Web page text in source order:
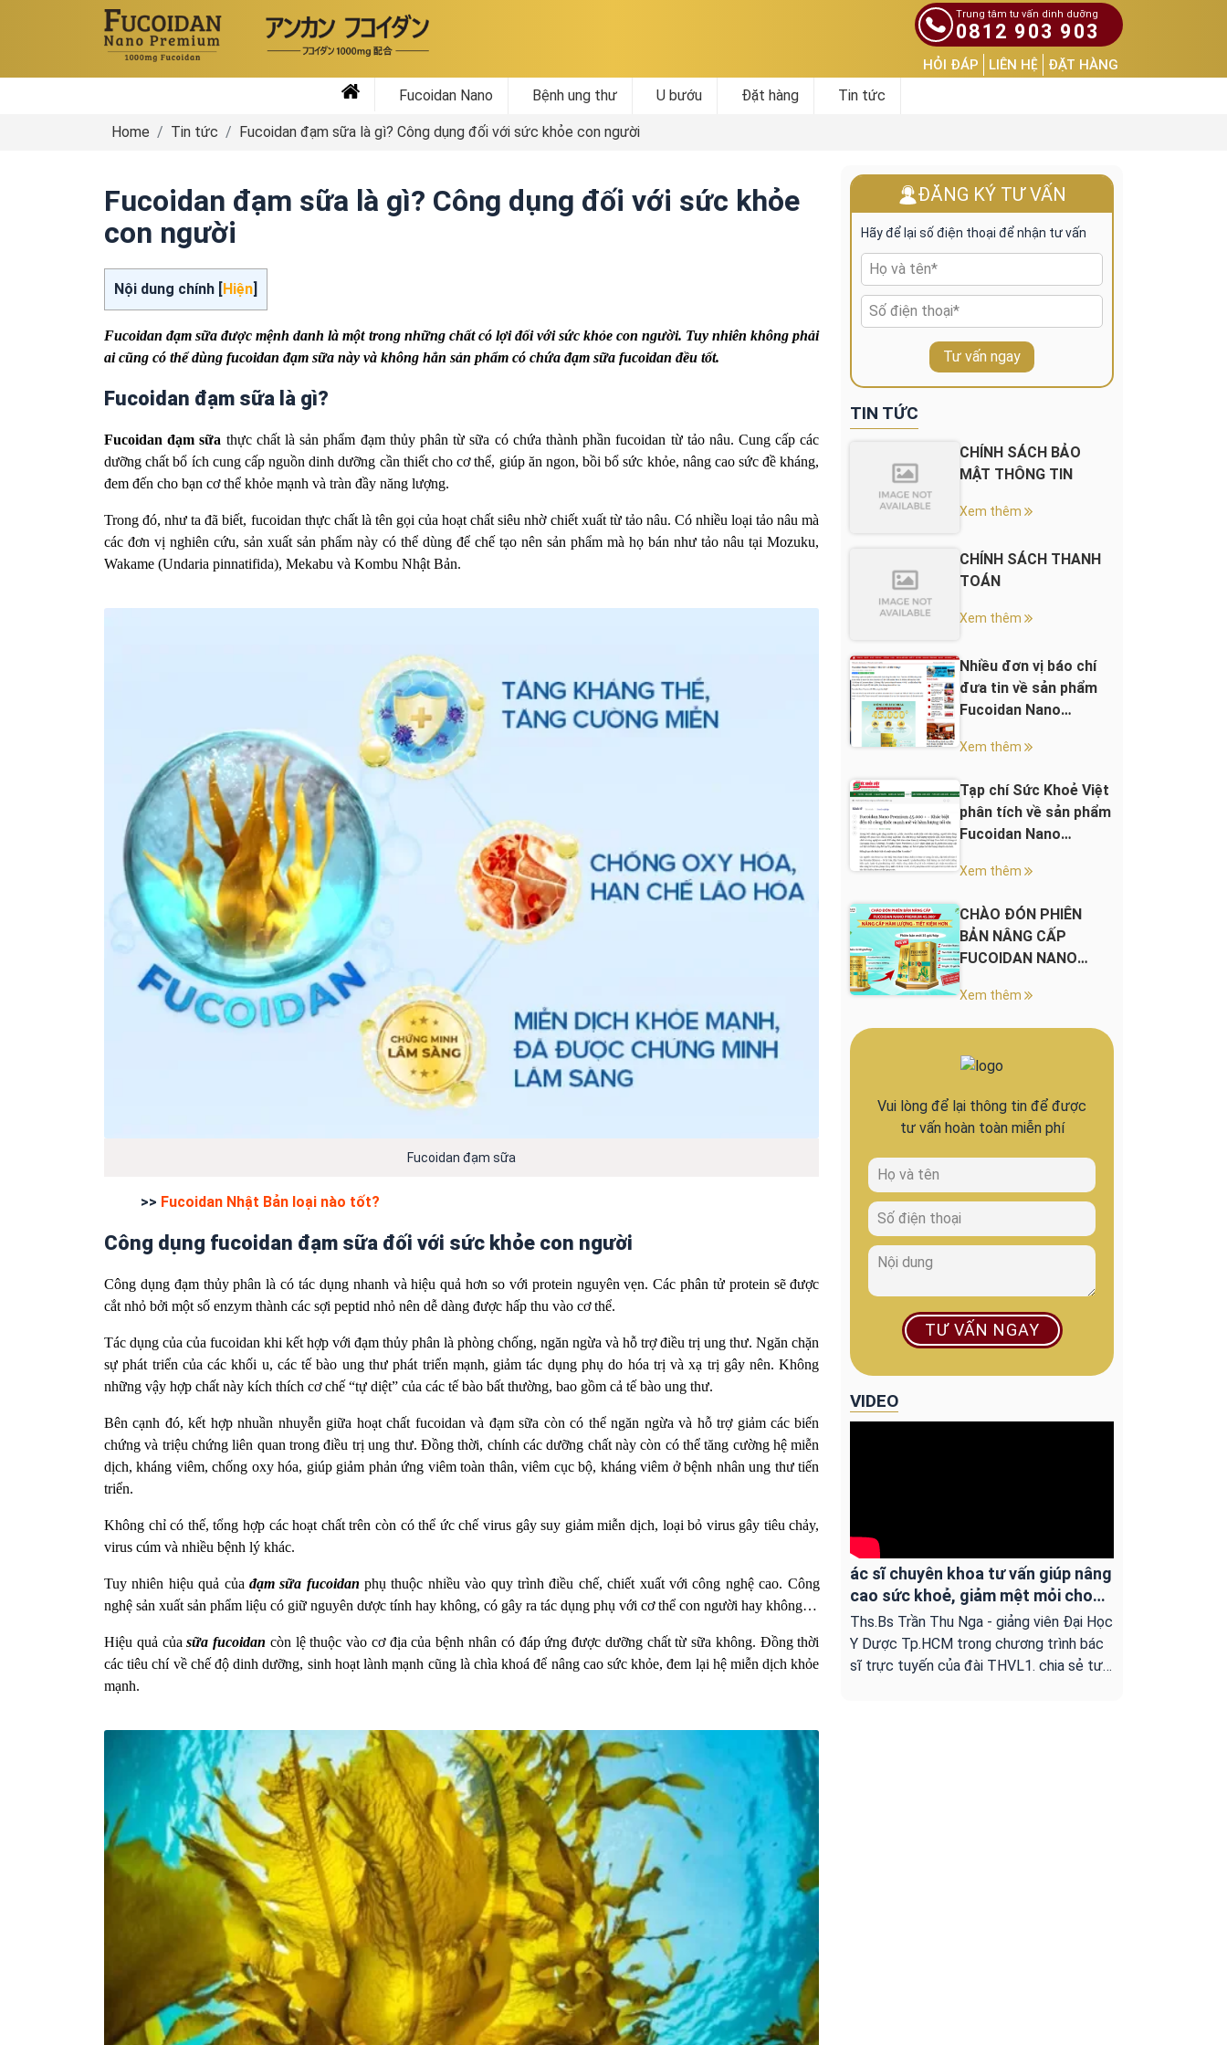
Trung tâm tư vấn dinh dưỡng
0812 903 903
HỎI ĐÁP LIÊN HỆ ĐẶT HÀNG
Fucoidan Nano Bệnh ung thư U bướu Đặt hàng Tin tức
Home Tin tức Fucoidan đạm sữa là gì? Công dụng đối với sức khỏe con người
Fucoidan đạm sữa là gì? Công dụng đối với sức khỏe
con người
Nội dung chính [Hiện]
Fucoidan đạm sữa được mệnh danh là một trong những chất có lợi đối với sức khỏe con người. Tuy nhiên không phải
ai cũng có thể dùng fucoidan đạm sữa này và không hẳn sản phẩm có chứa đạm sữa fucoidan đều tốt.
Fucoidan đạm sữa là gì?
Fucoidan đạm sữa thực chất là sản phẩm đạm thủy phân từ sữa có chứa thành phần fucoidan từ tảo nâu. Cung cấp các
dưỡng chất bổ ích cung cấp nguồn dinh dưỡng cần thiết cho cơ thể, giúp ăn ngon, bồi bổ sức khỏe, nâng cao sức đề kháng,
đem đến cho bạn cơ thể khỏe mạnh và tràn đầy năng lượng.
Trong đó, như ta đã biết, fucoidan thực chất là tên gọi của hoạt chất siêu nhờ chiết xuất từ tảo nâu. Có nhiều loại tảo nâu mà
các đơn vị nghiên cứu, sản xuất sản phẩm này có thể dùng để chế tạo nên sản phẩm mà họ bán như tảo nâu tại Mozuku,
Wakame (Undaria pinnatifida), Mekabu và Kombu Nhật Bản.
Fucoidan đạm sữa
>> Fucoidan Nhật Bản loại nào tốt?
Công dụng fucoidan đạm sữa đối với sức khỏe con người
Công dụng đạm thủy phân là có tác dụng nhanh và hiệu quả hơn so với protein nguyên vẹn. Các phân tử protein sẽ được
cắt nhỏ bởi một số enzym thành các sợi peptid nhỏ nên dễ dàng được hấp thu vào cơ thể.
Tác dụng của của fucoidan khi kết hợp với đạm thủy phân là phòng chống, ngăn ngừa và hỗ trợ điều trị ung thư. Ngăn chặn
sự phát triển của các khối u, các tế bào ung thư phát triển mạnh, giảm tác dụng phụ do hóa trị và xạ trị gây nên. Không
những vậy hợp chất này kích thích cơ chế “tự diệt” của các tế bào bất thường, bao gồm cả tế bào ung thư.
Bên cạnh đó, kết hợp nhuần nhuyễn giữa hoạt chất fucoidan và đạm sữa còn có thể ngăn ngừa và hỗ trợ giảm các biến
chứng và triệu chứng liên quan trong điều trị ung thư. Đồng thời, chính các dưỡng chất này còn có thể tăng cường hệ miễn
dịch, kháng viêm, chống oxy hóa, giúp giảm phản ứng viêm toàn thân, viêm cục bộ, kháng viêm ở bệnh nhân ung thư tiến
triển.
Không chỉ có thế, tổng hợp các hoạt chất trên còn có thể ức chế virus gây suy giảm miễn dịch, loại bỏ virus gây tiêu chảy,
virus cúm và nhiều bệnh lý khác.
Tuy nhiên hiệu quả của đạm sữa fucoidan phụ thuộc nhiều vào quy trình điều chế, chiết xuất với công nghệ cao. Công
nghệ sản xuất sản phẩm liệu có giữ nguyên dược tính hay không, có gây ra tác dụng phụ với cơ thể con người hay không…
Hiệu quả củasữa fucoidan còn lệ thuộc vào cơ địa của bệnh nhân có đáp ứng được dưỡng chất từ sữa không. Đồng thời
các tiêu chí về chế độ dinh dưỡng, sinh hoạt lành mạnh cũng là chìa khoá để nâng cao sức khỏe, đem lại hệ miễn dịch khỏe
mạnh.
ĐĂNG KÝ TƯ VẤN
Hãy để lại số điện thoại để nhận tư vấn
Tư vấn ngay
TIN TỨC
CHÍNH SÁCH BẢO
MẬT THÔNG TIN
Xem thêm
CHÍNH SÁCH THANH
TOÁN
Xem thêm
Nhiều đơn vị báo chí
đưa tin về sản phẩm
Fucoidan Nano
Xem thêm
Tạp chí Sức Khoẻ Việt
phân tích về sản phẩm
Fucoidan Nano
Xem thêm
CHÀO ĐÓN PHIÊN
BẢN NÂNG CẤP
FUCOIDAN NANO
Xem thêm
Vui lòng để lại thông tin để được
tư vấn hoàn toàn miễn phí
TƯ VẤN NGAY
VIDEO
ác sĩ chuyên khoa tư vấn giúp nâng
cao sức khoẻ, giảm mệt mỏi cho
người ung bướu
Ths.Bs Trần Thu Nga - giảng viên Đại Học
Y Dược Tp.HCM trong chương trình bác
sĩ trực tuyến của đài THVL1. chia sẻ tư